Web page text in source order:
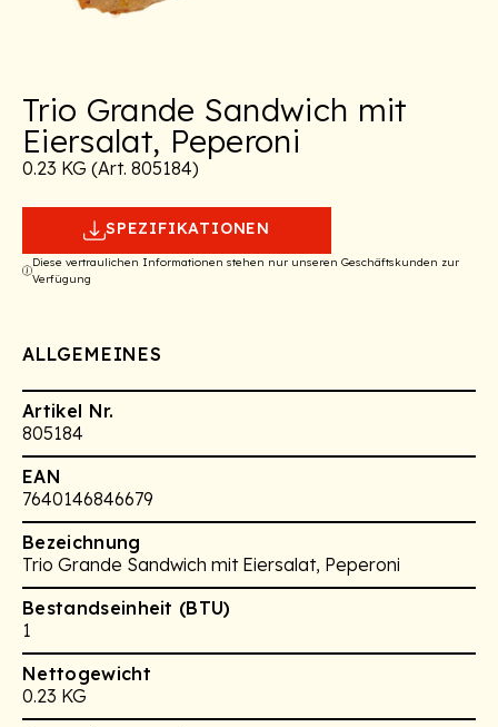
Trio Grande Sandwich mit
Eiersalat, Peperoni
0.23 KG (Art. 805184)
SPEZIFIKATIONEN
Diese vertraulichen Informationen stehen nur unseren Geschäftskunden zur
Verfügung
ALLGEMEINES
Artikel Nr.
805184
EAN
7640146846679
Bezeichnung
Trio Grande Sandwich mit Eiersalat, Peperoni
Bestandseinheit (BTU)
1
Nettogewicht
0.23 KG